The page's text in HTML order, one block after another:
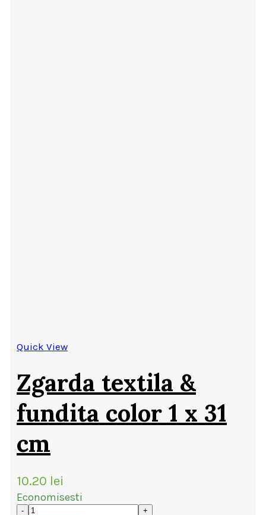
Quick View
Zgarda textila &
fundita color 1 x 31
cm
10.20 lei
Economisesti